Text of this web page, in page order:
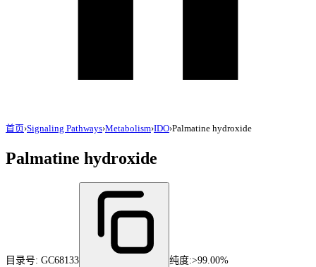
首页›Signaling Pathways›Metabolism›IDO›Palmatine hydroxide
Palmatine hydroxide
目录号: GC68133
纯度:>99.00%